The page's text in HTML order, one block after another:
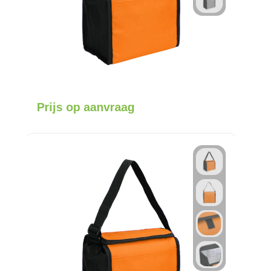
Prijs op aanvraag